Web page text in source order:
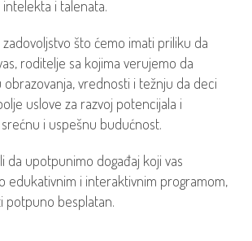
i talenata.
što ćemo imati priliku da
roditelje sa kojima verujemo da
obrazovanja, vrednosti i težnju da deci
uslove za razvoj potencijala i
i uspešnu budućnost.
da upotpunimo događaj koji vas
edukativnim i interaktivnim programom,
potpuno besplatan.